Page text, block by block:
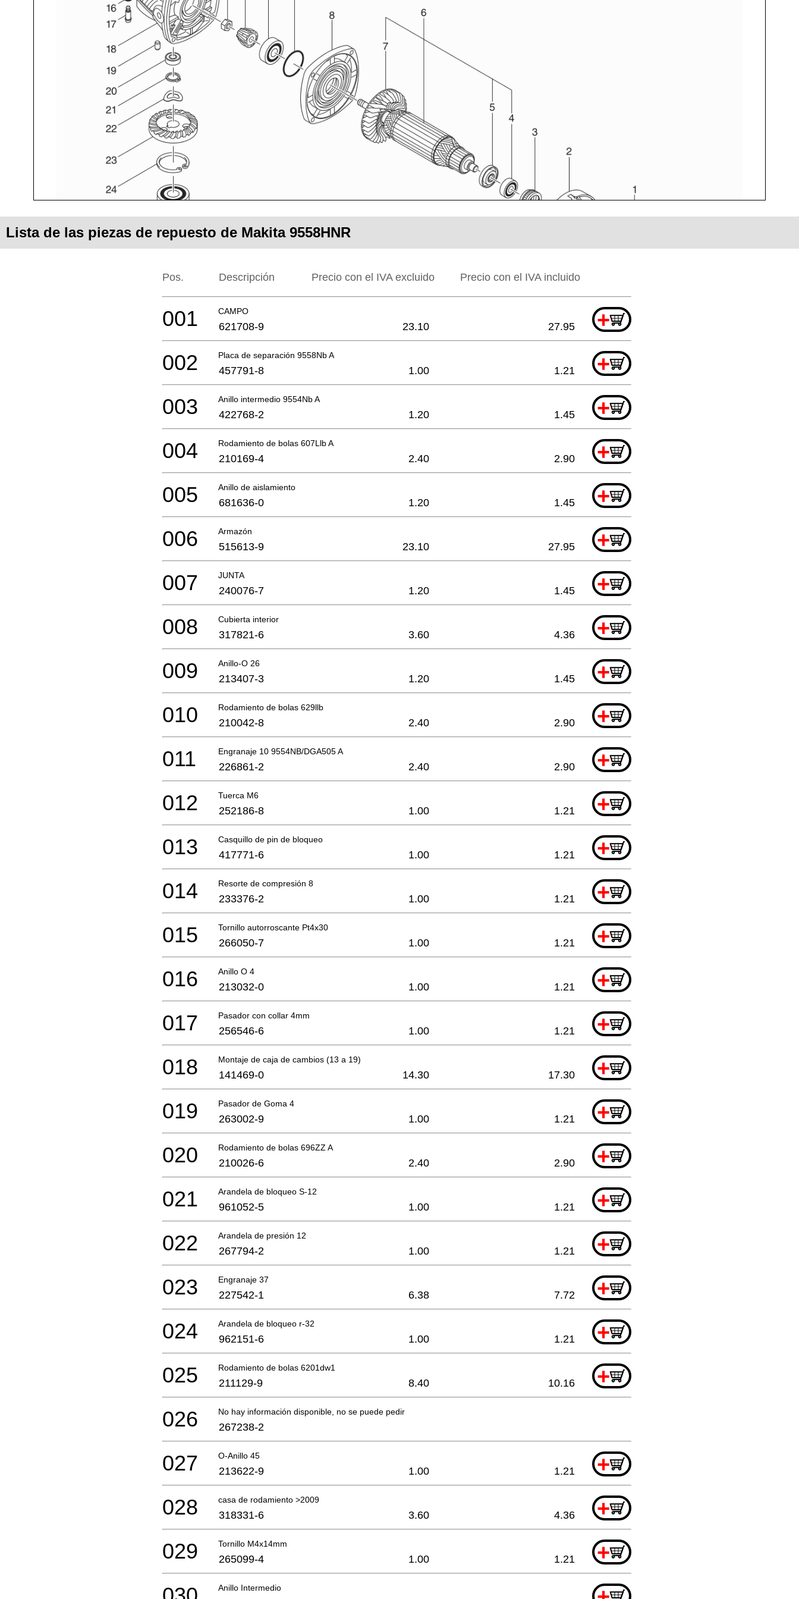
Lista de las piezas de repuesto de Makita 9558HNR
Pos. Descripción Precio con el IVA excluido Precio con el IVA incluido
CAMPO +
001 621708-9 23.10 27.95
Placa de separación 9558Nb A +
002 457791-8 1.00 1.21
Anillo intermedio 9554Nb A +
003 422768-2 1.20 1.45
Rodamiento de bolas 607Llb A +
004 210169-4 2.40 2.90
Anillo de aislamiento +
005 681636-0 1.20 1.45
Armazón +
006 515613-9 23.10 27.95
JUNTA +
007 240076-7 1.20 1.45
Cubierta interior +
008 317821-6 3.60 4.36
Anillo-O 26 +
009 213407-3 1.20 1.45
Rodamiento de bolas 629llb +
010 210042-8 2.40 2.90
Engranaje 10 9554NB/DGA505 A +
011 226861-2 2.40 2.90
Tuerca M6 +
012 252186-8 1.00 1.21
Casquillo de pin de bloqueo +
013 417771-6 1.00 1.21
Resorte de compresión 8 +
014 233376-2 1.00 1.21
Tornillo autorroscante Pt4x30 +
015 266050-7 1.00 1.21
Anillo O 4 +
016 213032-0 1.00 1.21
Pasador con collar 4mm +
017 256546-6 1.00 1.21
Montaje de caja de cambios (13 a 19) +
018 141469-0 14.30 17.30
Pasador de Goma 4 +
019 263002-9 1.00 1.21
Rodamiento de bolas 696ZZ A +
020 210026-6 2.40 2.90
Arandela de bloqueo S-12 +
021 961052-5 1.00 1.21
Arandela de presión 12 +
022 267794-2 1.00 1.21
Engranaje 37 +
023 227542-1 6.38 7.72
Arandela de bloqueo r-32 +
024 962151-6 1.00 1.21
Rodamiento de bolas 6201dw1 +
025 211129-9 8.40 10.16
No hay información disponible, no se puede pedir
026 267238-2
O-Anillo 45 +
027 213622-9 1.00 1.21
casa de rodamiento >2009 +
028 318331-6 3.60 4.36
Tornillo M4x14mm +
029 265099-4 1.00 1.21
Anillo Intermedio